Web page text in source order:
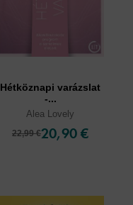
Hétköznapi varázslat
-...
Alea Lovely
22,99 €20,90 €